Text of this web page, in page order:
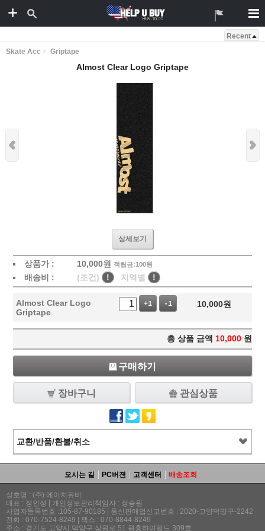
Skate Acc Griptape
Recent
Almost Clear Logo Griptape
상세보기
상품가 : 10,000원 적립금:100원
배송비 : (조건) ! 지역별 !
Almost Clear Logo
Griptape
+1 -1 10,000원
총 상품 금액 10,000 원
구매하기
장바구니 관심상품
교환/반품/환불/취소
오시는 길 PC버젼 고객센터 배송조회
상호명 : (주) 에이치유비
대표 : 정인성 | 개인정보관리책임자 : 정승원
사업자등록번호 :105-87-90185 | 통신판매업신고번호 : 2020-고양덕양구-2242
전화 : 070-7524-8249 | 팩스 : 070-8844-8249
주소 : 경기도 고양시 덕양구 삼원로 51 원흥하이필드 309호